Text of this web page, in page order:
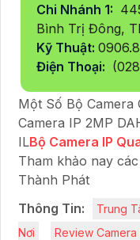
Chi Nhánh 1:
Bình Trị Đông,
Kỹ Thuật:
Điện Thoại:
Một Số Bộ Camera
Camera IP 2MP
ILBộ Camera IP
Tham khảo nay
Thành Phát
Thông Tin:
Trung
Nơi
Review Camera